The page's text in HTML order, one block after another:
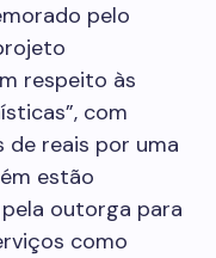
pelo
respeito às
com
de reais por uma
estão
outorga para
como